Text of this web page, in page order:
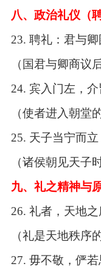
八、政治礼仪（
23. 聘礼：君与
（国君与卿商议
24. 宾入门左，
（使者进入朝堂
25. 天子当宁而
（诸侯朝见天子
九、礼之精神与
26. 礼者，天地之
（礼是天地秩序
27. 毋不敬，俨若